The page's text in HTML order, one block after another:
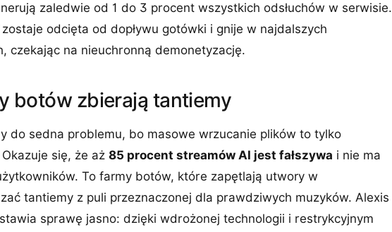
zaledwie od 1 do 3 procent wszystkich odsłuchów w serwisie.
zostaje odcięta od dopływu gotówki i gnije w najdalszych
czekając na nieuchronną demonetyzację.
botów zbierają tantiemy
do sedna problemu, bo masowe wrzucanie plików to tylko
się, że aż 85 procent streamów AI jest fałszywa i nie ma
To farmy botów, które zapętlają utwory w
tantiemy z puli przeznaczonej dla prawdziwych muzyków. Alexis
sprawę jasno: dzięki wdrożonej technologii i restrykcyjnym